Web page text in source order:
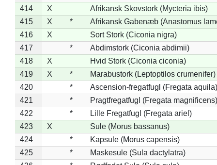
414
X
Afrikansk Skovstork (Mycteria ibis)
415
X *
Afrikansk Gabenæb (Anastomus
416
X
Sort Stork (Ciconia nigra)
417
*
Abdimstork (Ciconia abdimii)
418
X
Hvid Stork (Ciconia ciconia)
419
X *
Marabustork (Leptoptilos crumenifer)
420
*
Ascension-fregatfugl (Fregata aquila)
421
*
Pragtfregatfugl (Fregata magnificens)
422
*
Lille Fregatfugl (Fregata ariel)
423
X
Sule (Morus bassanus)
424
*
Kapsule (Morus capensis)
425
*
Maskesule (Sula dactylatra)